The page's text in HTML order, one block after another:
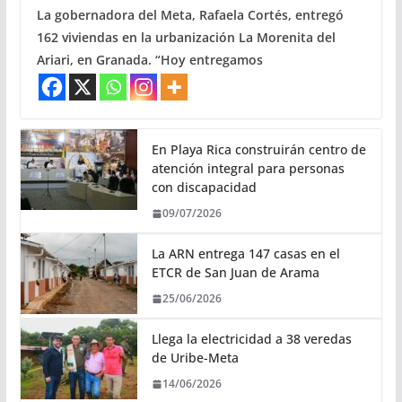
La gobernadora del Meta, Rafaela Cortés, entregó
162 viviendas en la urbanización La Morenita del
Ariari, en Granada. “Hoy entregamos
En Playa Rica construirán centro de
atención integral para personas
con discapacidad
09/07/2026
La ARN entrega 147 casas en el
ETCR de San Juan de Arama
25/06/2026
Llega la electricidad a 38 veredas
de Uribe-Meta
14/06/2026